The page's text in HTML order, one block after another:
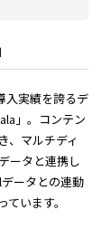
入実績を誇るデ
」。コンテン
、マルチディ
ータと連携し
ータとの連動
います。